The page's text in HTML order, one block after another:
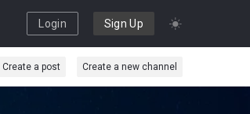
Create a post Create a new channel
Login Sign Up